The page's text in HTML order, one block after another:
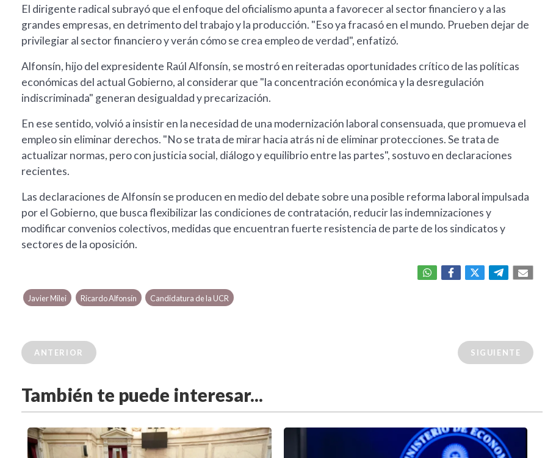
El dirigente radical subrayó que el enfoque del oficialismo apunta a favorecer al sector financiero y a las
grandes empresas, en detrimento del trabajo y la producción. "Eso ya fracasó en el mundo. Prueben dejar de
privilegiar al sector financiero y verán cómo se crea empleo de verdad", enfatizó.
Alfonsín, hijo del expresidente Raúl Alfonsín, se mostró en reiteradas oportunidades crítico de las políticas
económicas del actual Gobierno, al considerar que "la concentración económica y la desregulación
indiscriminada" generan desigualdad y precarización.
En ese sentido, volvió a insistir en la necesidad de una modernización laboral consensuada, que promueva el
empleo sin eliminar derechos. "No se trata de mirar hacia atrás ni de eliminar protecciones. Se trata de
actualizar normas, pero con justicia social, diálogo y equilibrio entre las partes", sostuvo en declaraciones
recientes.
Las declaraciones de Alfonsín se producen en medio del debate sobre una posible reforma laboral impulsada
por el Gobierno, que busca flexibilizar las condiciones de contratación, reducir las indemnizaciones y
modificar convenios colectivos, medidas que encuentran fuerte resistencia de parte de los sindicatos y
sectores de la oposición.
Javier Milei Ricardo Alfonsín Candidatura de la UCR
ANTERIOR SIGUIENTE
También te puede interesar...